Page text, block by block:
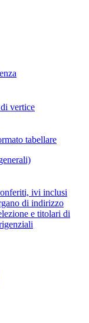
vertice
tabellare
ivi inclusi
di indirizzo
e titolari di